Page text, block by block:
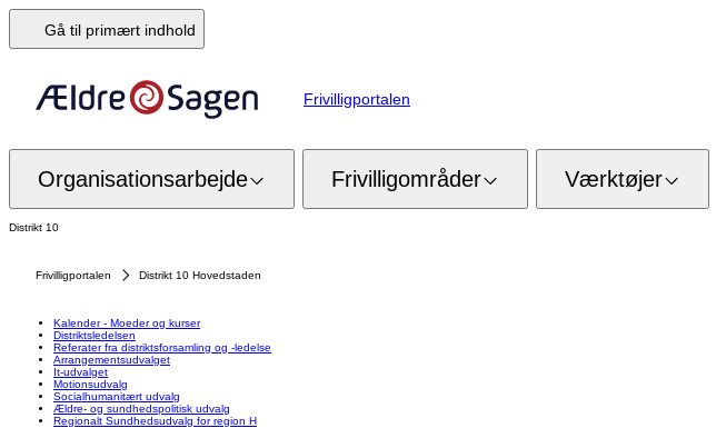
Gå til primært indhold
Frivilligportalen
Organisationsarbejde Frivilligområder Værktøjer
Distrikt 10
Frivilligportalen Distrikt 10 Hovedstaden
Kalender - Moeder og kurser
Distriktsledelsen
Referater fra distriktsforsamling og -ledelse
Arrangementsudvalget
It-udvalget
Motionsudvalg
Socialhumanitært udvalg
Ældre- og sundhedspolitisk udvalg
Regionalt Sundhedsudvalg for region H